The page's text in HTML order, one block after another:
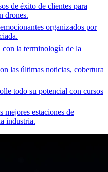
de éxito de clientes para
drones.
organizados por
con la terminología de la
las últimas noticias, cobertura
todo su potencial con cursos
mejores estaciones de
industria.